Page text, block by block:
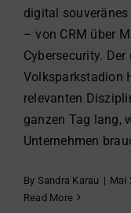
digital
– von CRM über
Cybersecurity.
Volksparkstadion
relevanten
ganzen Tag lang,
Unternehmen
By Sandra Karau | Mai
Read More